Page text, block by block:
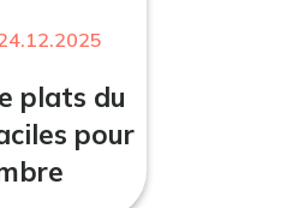
plats du
pour